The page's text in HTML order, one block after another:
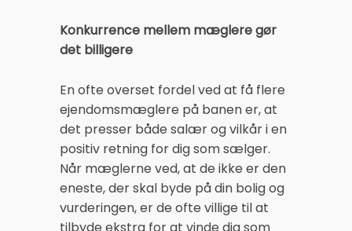
Konkurrence mellem mæglere gør
det billigere
En ofte overset fordel ved at få flere
ejendomsmæglere på banen er, at
det presser både salær og vilkår i en
positiv retning for dig som sælger.
Når mæglerne ved, at de ikke er den
eneste, der skal byde på din bolig og
vurderingen, er de ofte villige til at